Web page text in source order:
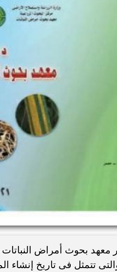
بحوث أمراض النباتات
تتمثل فى تاريخ إنشاء